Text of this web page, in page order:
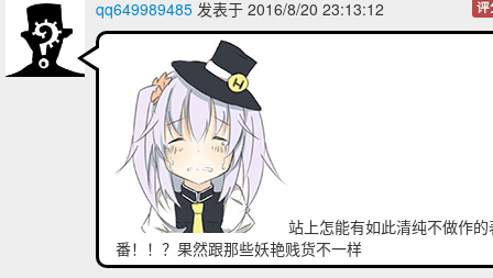
qq649989485 发表于 2016/8/20 23:13:12 评
站上怎能有如此清纯不做作的
番！！？果然跟那些妖艳贱货不一样